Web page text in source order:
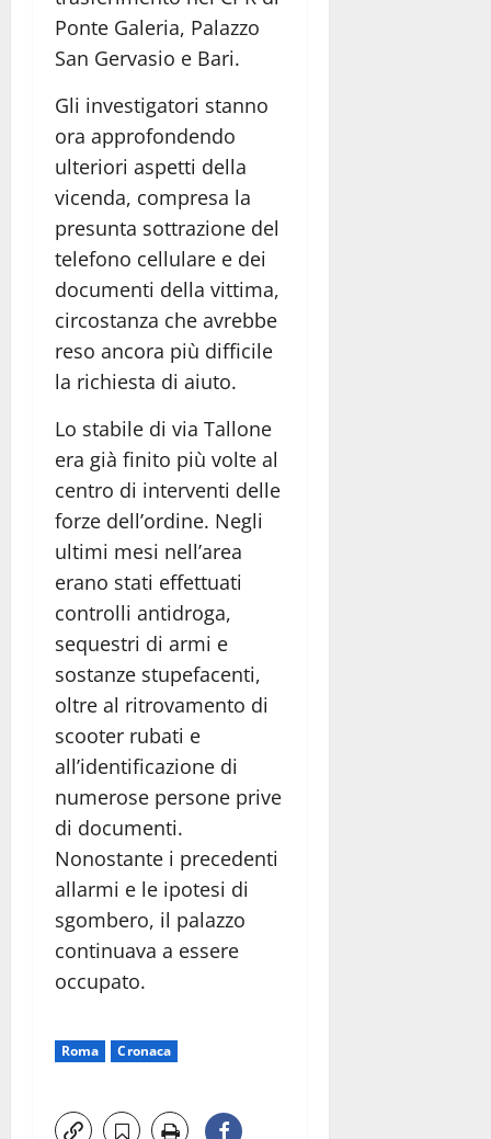
Ponte Galeria, Palazzo
San Gervasio e Bari.
Gli investigatori stanno
ora approfondendo
ulteriori aspetti della
vicenda, compresa la
presunta sottrazione del
telefono cellulare e dei
documenti della vittima,
circostanza che avrebbe
reso ancora più difficile
la richiesta di aiuto.
Lo stabile di via Tallone
era già finito più volte al
centro di interventi delle
forze dell’ordine. Negli
ultimi mesi nell’area
erano stati effettuati
controlli antidroga,
sequestri di armi e
sostanze stupefacenti,
oltre al ritrovamento di
scooter rubati e
all’identificazione di
numerose persone prive
di documenti.
Nonostante i precedenti
allarmi e le ipotesi di
sgombero, il palazzo
continuava a essere
occupato.
Roma Cronaca